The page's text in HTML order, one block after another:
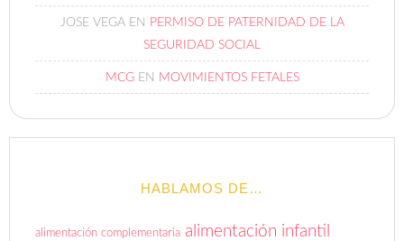
JOSE VEGAEN PERMISO DE PATERNIDAD DE LA
SEGURIDAD SOCIAL
MCGEN MOVIMIENTOS FETALES
HABLAMOS DE…
alimentación complementaria alimentación infantil